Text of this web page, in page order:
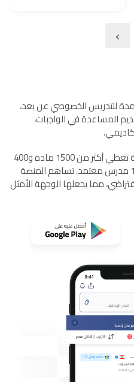
›
للتدريس الخصوصي عن بعد،
المساعدة في الواجبات،
تقدم المنصة خدمات تعليمية شاملة تغطي أكثر من 1500 مادة و400
تخصص، مع فريق يضم أكثر من 1500 مدرس معتمد. تساهم المنصة
أكثر من 3000 درس افتراضي، مما يجعلها الوجهة الأمثل